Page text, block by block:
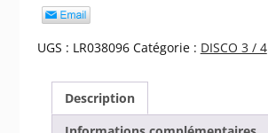
ARRIERE
DISCO
III,
UGS : LR038096 Catégorie : DISCO 3 / 4
Description